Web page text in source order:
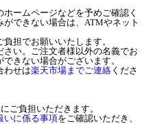
ームページなどを予めご確認く
できない場合は、ATMやネット
担でお願いいたします。
い。ご注文者様以外の名義でお
きない場合がございます。
わせは楽天市場までご連絡 くださ
ご負担いただきます。
いに係る事項をご確認いただき、